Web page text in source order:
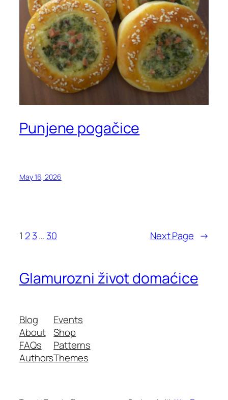
Punjene pogačice
May 16, 2026
1 2 3… 30 Next Page →
Glamurozni život domaćice
Blog
About
FAQs
Authors
Events
Shop
Patterns
Themes